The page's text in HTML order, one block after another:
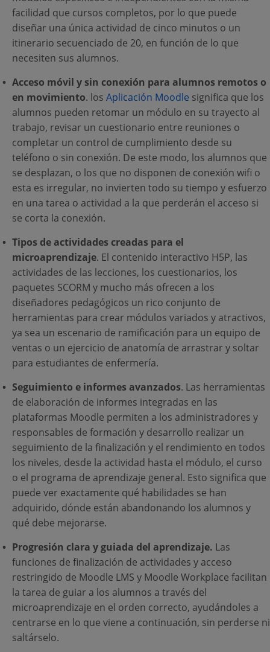
facilidad que cursos completos, por lo que puede
diseñar una única actividad de cinco minutos o un
itinerario secuenciado de 20, en función de lo que
necesiten sus alumnos.
Acceso móvil y sin conexión para alumnos remotos o
en movimiento. los Aplicación Moodle significa que los
alumnos pueden retomar un módulo en su trayecto al
trabajo, revisar un cuestionario entre reuniones o
completar un control de cumplimiento desde su
teléfono o sin conexión. De este modo, los alumnos que
se desplazan, o los que no disponen de conexión wifi o
esta es irregular, no invierten todo su tiempo y esfuerzo
en una tarea o actividad a la que perderán el acceso si
se corta la conexión.
Tipos de actividades creadas para el
microaprendizaje. El contenido interactivo H5P, las
actividades de las lecciones, los cuestionarios, los
paquetes SCORM y mucho más ofrecen a los
diseñadores pedagógicos un rico conjunto de
herramientas para crear módulos variados y atractivos,
ya sea un escenario de ramificación para un equipo de
ventas o un ejercicio de anatomía de arrastrar y soltar
para estudiantes de enfermería.
Seguimiento e informes avanzados. Las herramientas
de elaboración de informes integradas en las
plataformas Moodle permiten a los administradores y
responsables de formación y desarrollo realizar un
seguimiento de la finalización y el rendimiento en todos
los niveles, desde la actividad hasta el módulo, el curso
o el programa de aprendizaje general. Esto significa que
puede ver exactamente qué habilidades se han
adquirido, dónde están abandonando los alumnos y
qué debe mejorarse.
Progresión clara y guiada del aprendizaje. Las
funciones de finalización de actividades y acceso
restringido de Moodle LMS y Moodle Workplace facilitan
la tarea de guiar a los alumnos a través del
microaprendizaje en el orden correcto, ayudándoles a
centrarse en lo que viene a continuación, sin perderse ni
saltárselo.